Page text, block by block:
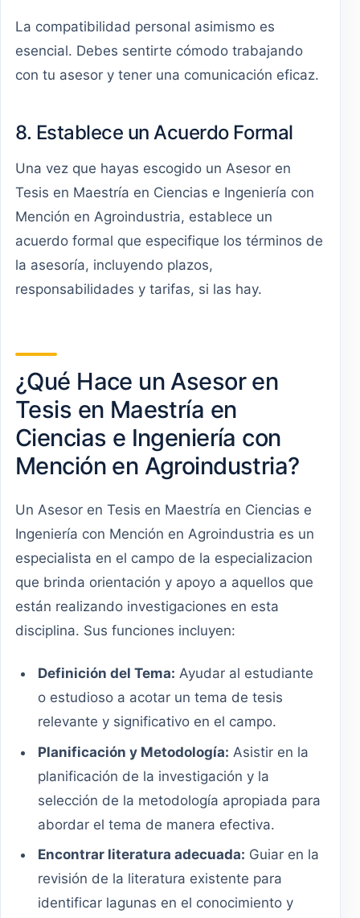
La compatibilidad personal asimismo es
esencial. Debes sentirte cómodo trabajando
con tu asesor y tener una comunicación eficaz.
8. Establece un Acuerdo Formal
Una vez que hayas escogido un Asesor en
Tesis en Maestría en Ciencias e Ingeniería con
Mención en Agroindustria, establece un
acuerdo formal que especifique los términos de
la asesoría, incluyendo plazos,
responsabilidades y tarifas, si las hay.
¿Qué Hace un Asesor en
Tesis en Maestría en
Ciencias e Ingeniería con
Mención en Agroindustria?
Un Asesor en Tesis en Maestría en Ciencias e
Ingeniería con Mención en Agroindustria es un
especialista en el campo de la especializacion
que brinda orientación y apoyo a aquellos que
están realizando investigaciones en esta
disciplina. Sus funciones incluyen:
Definición del Tema: Ayudar al estudiante
o estudioso a acotar un tema de tesis
relevante y significativo en el campo.
Planificación y Metodología: Asistir en la
planificación de la investigación y la
selección de la metodología apropiada para
abordar el tema de manera efectiva.
Encontrar literatura adecuada: Guiar en la
revisión de la literatura existente para
identificar lagunas en el conocimiento y